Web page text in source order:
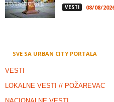
VESTI 08/08/
SVE SA URBAN CITY PORTALA
VESTI
LOKALNE VESTI // POŽAREVAC